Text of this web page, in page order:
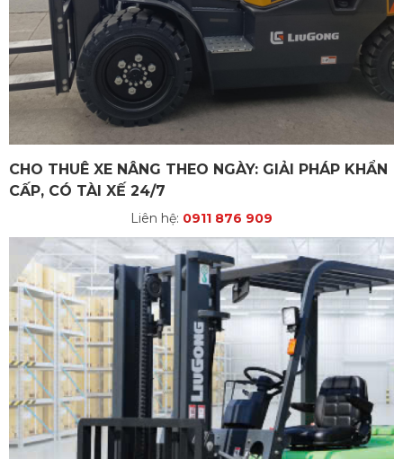
CHO THUÊ XE NÂNG THEO NGÀY: GIẢI PHÁP KHẨN
CẤP, CÓ TÀI XẾ 24/7
Liên hệ: 0911 876 909